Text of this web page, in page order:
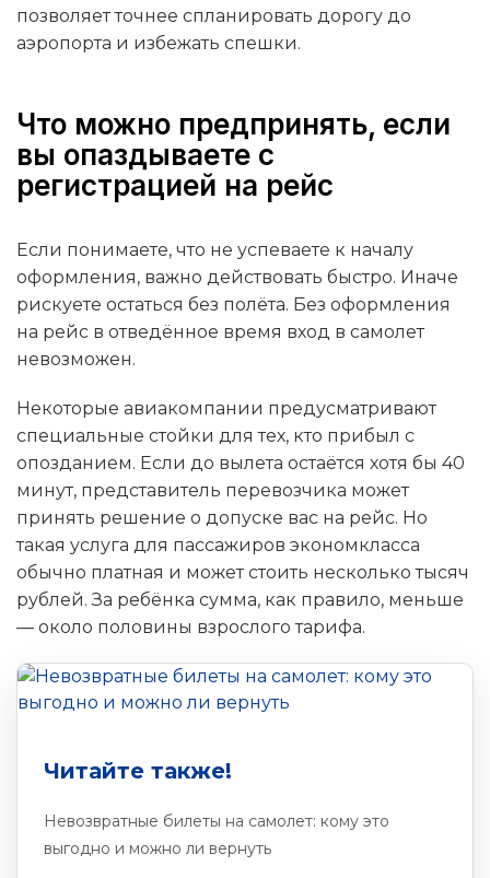
позволяет точнее спланировать дорогу до
аэропорта и избежать спешки.
Что можно предпринять, если
вы опаздываете с
регистрацией на рейс
Если понимаете, что не успеваете к началу
оформления, важно действовать быстро. Иначе
рискуете остаться без полёта. Без оформления
на рейс в отведённое время вход в самолет
невозможен.
Некоторые авиакомпании предусматривают
специальные стойки для тех, кто прибыл с
опозданием. Если до вылета остаётся хотя бы 40
минут, представитель перевозчика может
принять решение о допуске вас на рейс. Но
такая услуга для пассажиров экономкласса
обычно платная и может стоить несколько тысяч
рублей. За ребёнка сумма, как правило, меньше
— около половины взрослого тарифа.
Читайте также!
Невозвратные билеты на самолет: кому это
выгодно и можно ли вернуть